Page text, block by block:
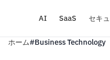
AI SaaS セキ
ホーム#Business Technology